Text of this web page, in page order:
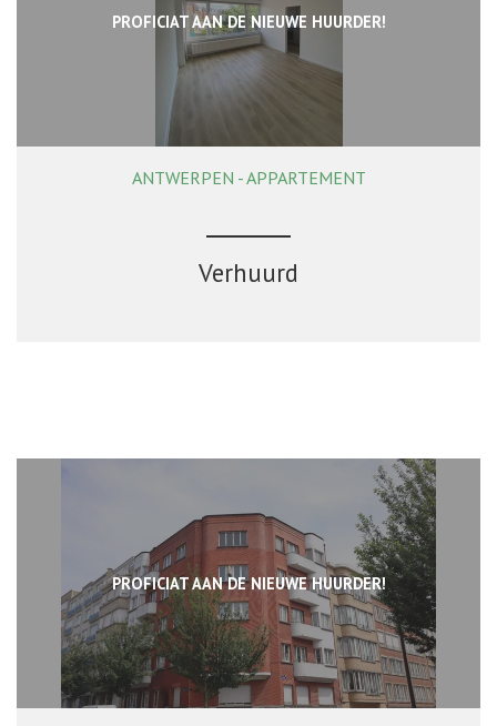
PROFICIAT AAN DE NIEUWE HUURDER!
ANTWERPEN - APPARTEMENT
Verhuurd
PROFICIAT AAN DE NIEUWE HUURDER!